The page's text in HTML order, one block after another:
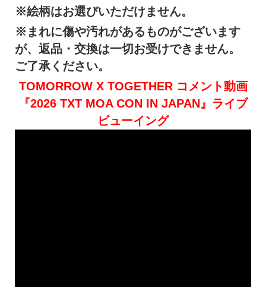
※絵柄はお選びいただけません。
※ まれに傷や汚れがあるものがございます
が、返品・交換は一切お受けできません。
ご了承ください。
TOMORROW X TOGETHER コメント動画
『2026 TXT MOA CON IN JAPAN』ライブ
ビューイング